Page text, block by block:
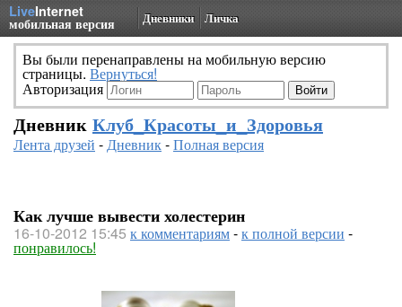
LiveInternet
мобильная версия Дневники Личка
Вы были перенаправлены на мобильную версию
страницы. Вернуться!
Авторизация
Дневник Клуб_Красоты_и_Здоровья
Лента друзей -Дневник-Полная версия
Как лучше вывести холестерин
16-10-2012 15:45 к комментариям-к полной версии -
понравилось!